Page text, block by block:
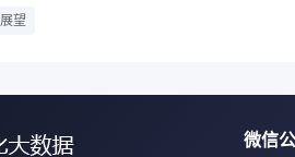
台气化炉,其中I厂有17台(13台
最多的煤气化段)。在第一-段中，
展望
微信